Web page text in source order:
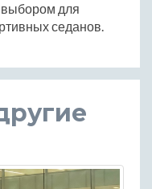
выбором для
седанов.